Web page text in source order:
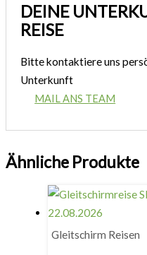
DEINE
REISE
Bitte kontaktiere uns
Unterkunft
MAIL ANS TEAM
Ähnliche Produkte
Gleitschirm Reisen